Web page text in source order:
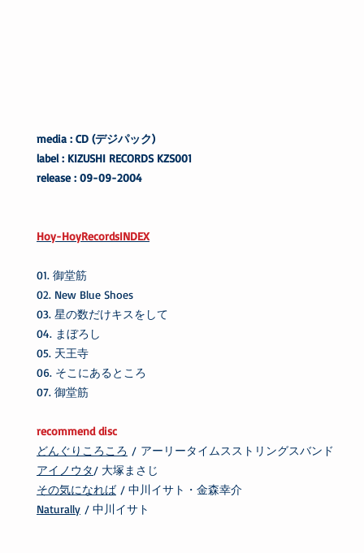
media : CD (デジパック)
label : KIZUSHI RECORDS KZS001
release : 09-09-2004
Hoy-HoyRecordsINDEX
01. 御堂筋
02. New Blue Shoes
03. 星の数だけキスをして
04. まぼろし
05. 天王寺
06. そこにあるところ
07. 御堂筋
recommend disc
どんぐりころころ / アーリータイムスストリングスバンド
アイノウタ/ 大塚まさじ
その気になれば/ 中川イサト・金森幸介
Naturally / 中川イサト